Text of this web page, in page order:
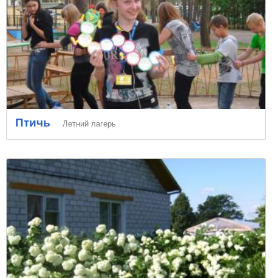
Птичь Летний лагерь